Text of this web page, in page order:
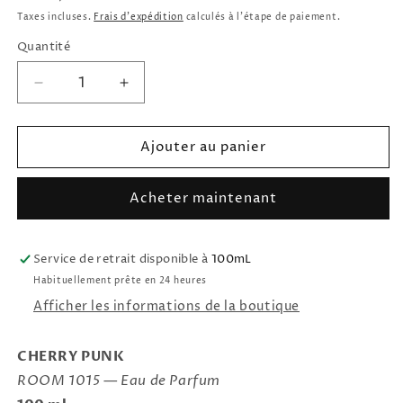
habituel
Taxes incluses. Frais d'expédition calculés à l'étape de paiement.
Quantité
Réduire
la
quantité
Eau
Cherry
ROOM1015
Augmenter
la
quantité
Eau
Parfum
Cherry
ROOM1015
Ajouter au panier
Acheter maintenant
Service de retrait disponible à 100mL
Habituellement prête en 24 heures
Afficher les informations de la boutique
CHERRY PUNK
ROOM 1015 — Eau de Parfum